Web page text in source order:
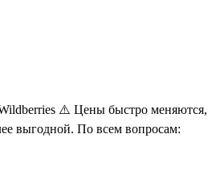
⚠️ Цены быстро меняются,
выгодной. По всем вопросам: